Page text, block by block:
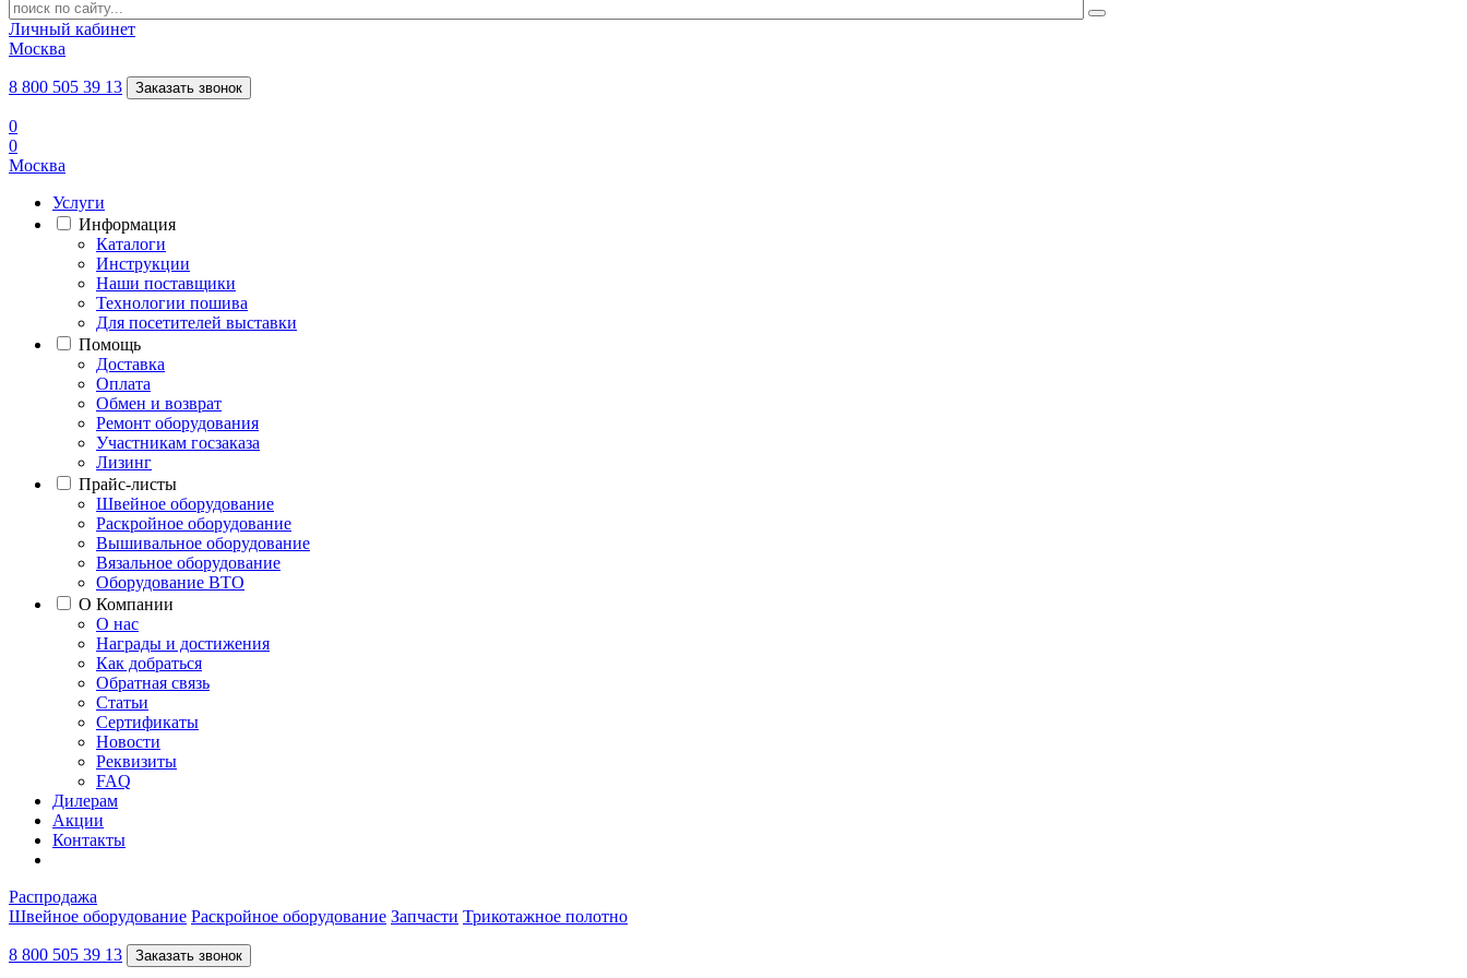
Личный кабинет
Москва
8 800 505 39 13 Заказать звонок
0
0
Москва
Услуги
Информация
Каталоги
Инструкции
Наши поставщики
Технологии пошива
Для посетителей выставки
Помощь
Доставка
Оплата
Обмен и возврат
Ремонт оборудования
Участникам госзаказа
Лизинг
Прайс-листы
Швейное оборудование
Раскройное оборудование
Вышивальное оборудование
Вязальное оборудование
Оборудование ВТО
О Компании
О нас
Награды и достижения
Как добраться
Обратная связь
Статьи
Сертификаты
Новости
Реквизиты
FAQ
Дилерам
Акции
Контакты
Распродажа
Швейное оборудование Раскройное оборудование Запчасти Трикотажное полотно
8 800 505 39 13 Заказать звонок